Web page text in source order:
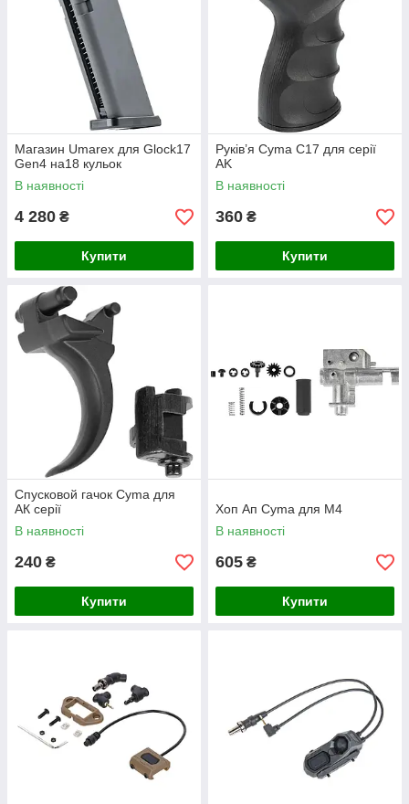
Магазин Umarex для Glock17
Gen4 на18 кульок
В наявності
4 280 ₴
Купити
Руків’я Cyma С17 для серії
AK
В наявності
360 ₴
Купити
Спусковой гачок Cyma для
АК серії
В наявності
240 ₴
Купити
Хоп Ап Cyma для M4
В наявності
605 ₴
Купити